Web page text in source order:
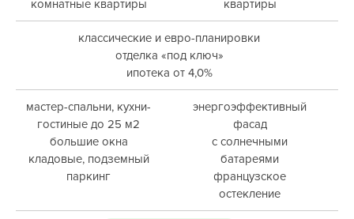
комнатные квартиры
квартиры
классические и евро-планировки
отделка «под ключ»
ипотека от 4,0%
мастер-спальни, кухни-
гостиные до 25 м2
большие окна
кладовые, подземный
паркинг
энергоэффективный
фасад
с солнечными
батареями
французское
остекление